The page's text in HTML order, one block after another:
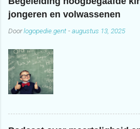
jongeren en volwassenen
Doorlogopedie.gent -augustus 13, 2025